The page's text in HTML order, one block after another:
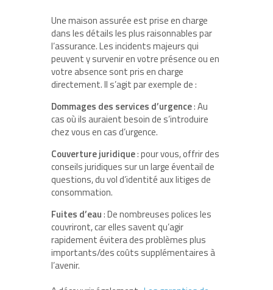
Une maison assurée est prise en charge
dans les détails les plus raisonnables par
l’assurance. Les incidents majeurs qui
peuvent y survenir en votre présence ou en
votre absence sont pris en charge
directement. Il s’agit par exemple de :
Dommages des services d’urgence: Au
cas où ils auraient besoin de s’introduire
chez vous en cas d’urgence.
Couverture juridique: pour vous, offrir des
conseils juridiques sur un large éventail de
questions, du vol d’identité aux litiges de
consommation.
Fuites d’eau: De nombreuses polices les
couvriront, car elles savent qu’agir
rapidement évitera des problèmes plus
importants/des coûts supplémentaires à
l’avenir.